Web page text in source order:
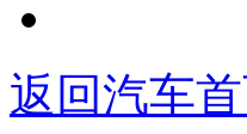
返回汽车